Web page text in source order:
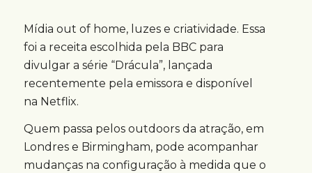
Mídia out of home, luzes e criatividade. Essa
foi a receita escolhida pela BBC para
divulgar a série “Drácula”, lançada
recentemente pela emissora e disponível
na Netflix.
Quem passa pelos outdoors da atração, em
Londres e Birmingham, pode acompanhar
mudanças na configuração à medida que o